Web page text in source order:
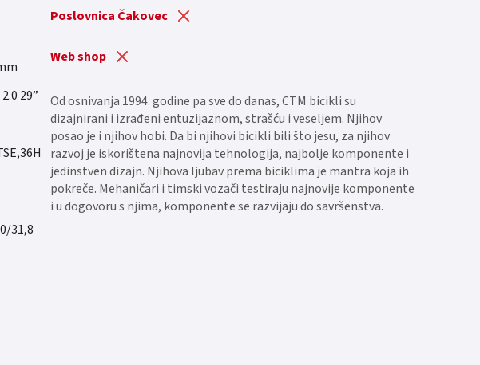
29”
31,8
Poslovnica Čakovec
Web shop
Od osnivanja 1994. godine pa sve do danas, CTM bicikli su
dizajnirani i izrađeni entuzijaznom, strašću i veseljem. Njihov
posao je i njihov hobi. Da bi njihovi bicikli bili što jesu, za njihov
razvoj je iskorištena najnovija tehnologija, najbolje komponente i
jedinstven dizajn. Njihova ljubav prema biciklima je mantra koja ih
pokreče. Mehaničari i timski vozači testiraju najnovije komponente
i u dogovoru s njima, komponente se razvijaju do savršenstva.